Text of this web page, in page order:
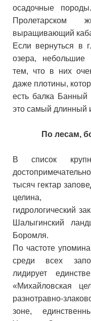
осадочные
выращивающий
Если вернуться в
озера, небольшие
тем, что в них
даже плотины,
есть балка Банный
это самый длинный
По лесам,
В список
тысяч гектар
целина,
гидрологический
Шалыгинский
Боромля.
По частоте
среди всех
лидирует
«Михайловская
разнотравно-
зоне,